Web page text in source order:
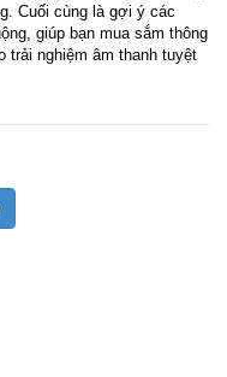
Cuối cùng là gợi ý các
giúp bạn mua sắm thông
trải nghiệm âm thanh tuyệt